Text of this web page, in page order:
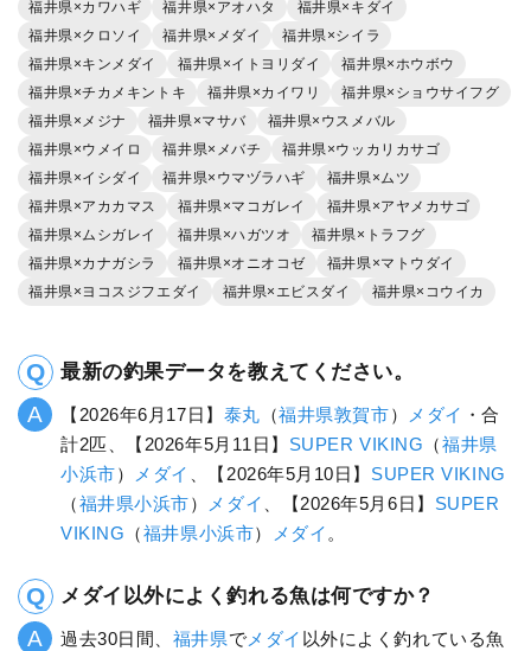
福井県×カワハギ
福井県×アオハタ
福井県×キダイ
福井県×クロソイ
福井県×メダイ
福井県×シイラ
福井県×キンメダイ
福井県×イトヨリダイ
福井県×ホウボウ
福井県×チカメキントキ
福井県×カイワリ
福井県×ショウサイフグ
福井県×メジナ
福井県×マサバ
福井県×ウスメバル
福井県×ウメイロ
福井県×メバチ
福井県×ウッカリカサゴ
福井県×イシダイ
福井県×ウマヅラハギ
福井県×ムツ
福井県×アカカマス
福井県×マコガレイ
福井県×アヤメカサゴ
福井県×ムシガレイ
福井県×ハガツオ
福井県×トラフグ
福井県×カナガシラ
福井県×オニオコゼ
福井県×マトウダイ
福井県×ヨコスジフエダイ
福井県×エビスダイ 福井県×コウイカ
最新の釣果データを教えてください。
【2026年6月17日】 泰丸 （福井県敦賀市） メダイ ・合
計2匹、【2026年5月11日】 SUPER VIKING （福井県
小浜市） メダイ 、【2026年5月10日】 SUPER VIKING
（福井県小浜市） メダイ 、【2026年5月6日】 SUPER
VIKING （福井県小浜市） メダイ 。
メダイ以外によく釣れる魚は何ですか？
過去30日間、 福井県で メダイ 以外によく釣れている魚